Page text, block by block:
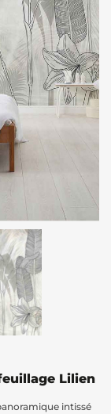
Lilien
intissé